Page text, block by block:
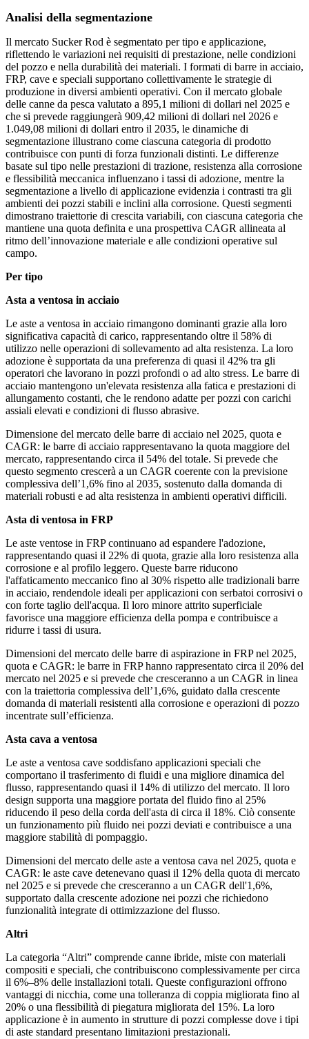
Analisi della segmentazione
Il mercato Sucker Rod è segmentato per tipo e applicazione,
riflettendo le variazioni nei requisiti di prestazione, nelle condizioni
del pozzo e nella durabilità dei materiali. I formati di barre in acciaio,
FRP, cave e speciali supportano collettivamente le strategie di
produzione in diversi ambienti operativi. Con il mercato globale
delle canne da pesca valutato a 895,1 milioni di dollari nel 2025 e
che si prevede raggiungerà 909,42 milioni di dollari nel 2026 e
1.049,08 milioni di dollari entro il 2035, le dinamiche di
segmentazione illustrano come ciascuna categoria di prodotto
contribuisce con punti di forza funzionali distinti. Le differenze
basate sul tipo nelle prestazioni di trazione, resistenza alla corrosione
e flessibilità meccanica influenzano i tassi di adozione, mentre la
segmentazione a livello di applicazione evidenzia i contrasti tra gli
ambienti dei pozzi stabili e inclini alla corrosione. Questi segmenti
dimostrano traiettorie di crescita variabili, con ciascuna categoria che
mantiene una quota definita e una prospettiva CAGR allineata al
ritmo dell’innovazione materiale e alle condizioni operative sul
campo.
Per tipo
Asta a ventosa in acciaio
Le aste a ventosa in acciaio rimangono dominanti grazie alla loro
significativa capacità di carico, rappresentando oltre il 58% di
utilizzo nelle operazioni di sollevamento ad alta resistenza. La loro
adozione è supportata da una preferenza di quasi il 42% tra gli
operatori che lavorano in pozzi profondi o ad alto stress. Le barre di
acciaio mantengono un'elevata resistenza alla fatica e prestazioni di
allungamento costanti, che le rendono adatte per pozzi con carichi
assiali elevati e condizioni di flusso abrasive.
Dimensione del mercato delle barre di acciaio nel 2025, quota e
CAGR: le barre di acciaio rappresentavano la quota maggiore del
mercato, rappresentando circa il 54% del totale. Si prevede che
questo segmento crescerà a un CAGR coerente con la previsione
complessiva dell’1,6% fino al 2035, sostenuto dalla domanda di
materiali robusti e ad alta resistenza in ambienti operativi difficili.
Asta di ventosa in FRP
Le aste ventose in FRP continuano ad espandere l'adozione,
rappresentando quasi il 22% di quota, grazie alla loro resistenza alla
corrosione e al profilo leggero. Queste barre riducono
l'affaticamento meccanico fino al 30% rispetto alle tradizionali barre
in acciaio, rendendole ideali per applicazioni con serbatoi corrosivi o
con forte taglio dell'acqua. Il loro minore attrito superficiale
favorisce una maggiore efficienza della pompa e contribuisce a
ridurre i tassi di usura.
Dimensioni del mercato delle barre di aspirazione in FRP nel 2025,
quota e CAGR: le barre in FRP hanno rappresentato circa il 20% del
mercato nel 2025 e si prevede che cresceranno a un CAGR in linea
con la traiettoria complessiva dell’1,6%, guidato dalla crescente
domanda di materiali resistenti alla corrosione e operazioni di pozzo
incentrate sull’efficienza.
Asta cava a ventosa
Le aste a ventosa cave soddisfano applicazioni speciali che
comportano il trasferimento di fluidi e una migliore dinamica del
flusso, rappresentando quasi il 14% di utilizzo del mercato. Il loro
design supporta una maggiore portata del fluido fino al 25%
riducendo il peso della corda dell'asta di circa il 18%. Ciò consente
un funzionamento più fluido nei pozzi deviati e contribuisce a una
maggiore stabilità di pompaggio.
Dimensioni del mercato delle aste a ventosa cava nel 2025, quota e
CAGR: le aste cave detenevano quasi il 12% della quota di mercato
nel 2025 e si prevede che cresceranno a un CAGR dell'1,6%,
supportato dalla crescente adozione nei pozzi che richiedono
funzionalità integrate di ottimizzazione del flusso.
Altri
La categoria “Altri” comprende canne ibride, miste con materiali
compositi e speciali, che contribuiscono complessivamente per circa
il 6%–8% delle installazioni totali. Queste configurazioni offrono
vantaggi di nicchia, come una tolleranza di coppia migliorata fino al
20% o una flessibilità di piegatura migliorata del 15%. La loro
applicazione è in aumento in strutture di pozzi complesse dove i tipi
di aste standard presentano limitazioni prestazionali.